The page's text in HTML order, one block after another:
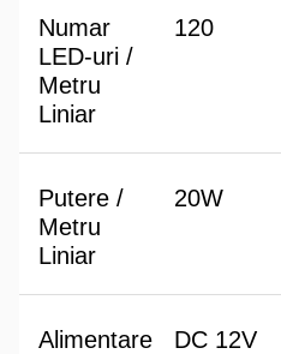
Numar
LED-uri /
Metru
Liniar
120
Putere /
Metru
Liniar
20W
Alimentare DC 12V